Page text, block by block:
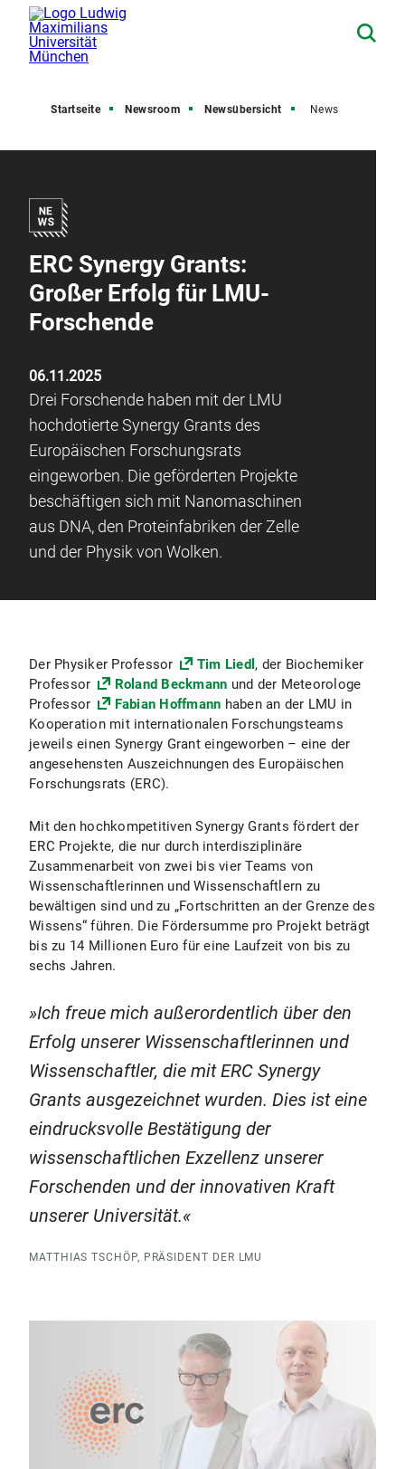
Startseite Newsroom Newsübersicht News
ERC Synergy Grants:
Großer Erfolg für LMU-
Forschende
06.11.2025
Drei Forschende haben mit der LMU
hochdotierte Synergy Grants des
Europäischen Forschungsrats
eingeworben. Die geförderten Projekte
beschäftigen sich mit Nanomaschinen
aus DNA, den Proteinfabriken der Zelle
und der Physik von Wolken.
Der Physiker Professor Tim Liedl , der Biochemiker
Professor
Roland Beckmann und der Meteorologe
Professor
Fabian Hoffmann haben an der LMU in
Kooperation mit internationalen Forschungsteams
jeweils einen Synergy Grant eingeworben – eine der
angesehensten Auszeichnungen des Europäischen
Forschungsrats (ERC).
Mit den hochkompetitiven Synergy Grants fördert der
ERC Projekte, die nur durch interdisziplinäre
Zusammenarbeit von zwei bis vier Teams von
Wissenschaftlerinnen und Wissenschaftlern zu
bewältigen sind und zu „Fortschritten an der Grenze des
Wissens“ führen. Die Fördersumme pro Projekt beträgt
bis zu 14 Millionen Euro für eine Laufzeit von bis zu
sechs Jahren.
Ich freue mich außerordentlich über den
Erfolg unserer Wissenschaftlerinnen und
Wissenschaftler, die mit ERC Synergy
Grants ausgezeichnet wurden. Dies ist eine
eindrucksvolle Bestätigung der
wissenschaftlichen Exzellenz unserer
Forschenden und der innovativen Kraft
unserer Universität.
MATTHIAS TSCHÖP, PRÄSIDENT DER LMU